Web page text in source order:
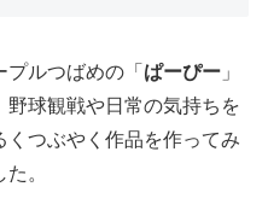
プルつばめの「 ぱーぴー 」
野球観戦や日常の気持ちを
くつぶやく作品を作ってみ
た。